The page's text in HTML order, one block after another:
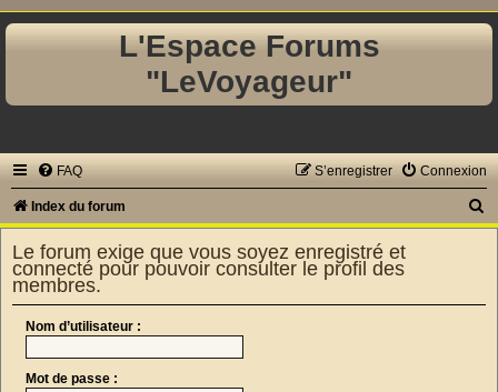
L'Espace Forums
"LeVoyageur"
FAQ Connexion
S’enregistrer
Index du forum
Le forum exige que vous soyez enregistré et
connecté pour pouvoir consulter le profil des
membres.
Nom d’utilisateur :
Mot de passe :